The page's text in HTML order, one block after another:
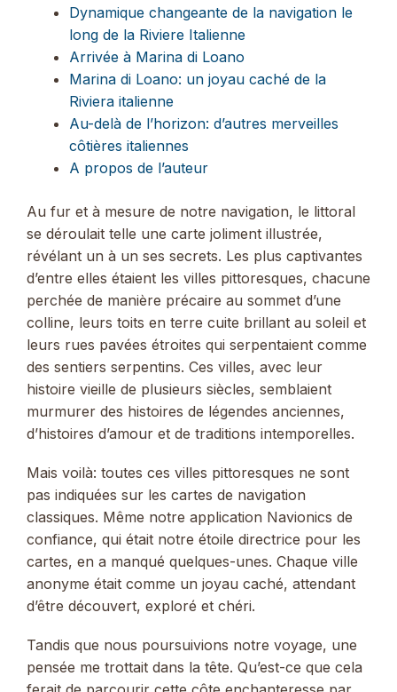
Dynamique changeante de la navigation le
long de la Riviere Italienne
Arrivée à Marina di Loano
Marina di Loano: un joyau caché de la
Riviera italienne
Au-delà de l’horizon: d’autres merveilles
côtières italiennes
A propos de l’auteur
Au fur et à mesure de notre navigation, le littoral
se déroulait telle une carte joliment illustrée,
révélant un à un ses secrets. Les plus captivantes
d’entre elles étaient les villes pittoresques, chacune
perchée de manière précaire au sommet d’une
colline, leurs toits en terre cuite brillant au soleil et
leurs rues pavées étroites qui serpentaient comme
des sentiers serpentins. Ces villes, avec leur
histoire vieille de plusieurs siècles, semblaient
murmurer des histoires de légendes anciennes,
d’histoires d’amour et de traditions intemporelles.
Mais voilà: toutes ces villes pittoresques ne sont
pas indiquées sur les cartes de navigation
classiques. Même notre application Navionics de
confiance, qui était notre étoile directrice pour les
cartes, en a manqué quelques-unes. Chaque ville
anonyme était comme un joyau caché, attendant
d’être découvert, exploré et chéri.
Tandis que nous poursuivions notre voyage, une
pensée me trottait dans la tête. Qu’est-ce que cela